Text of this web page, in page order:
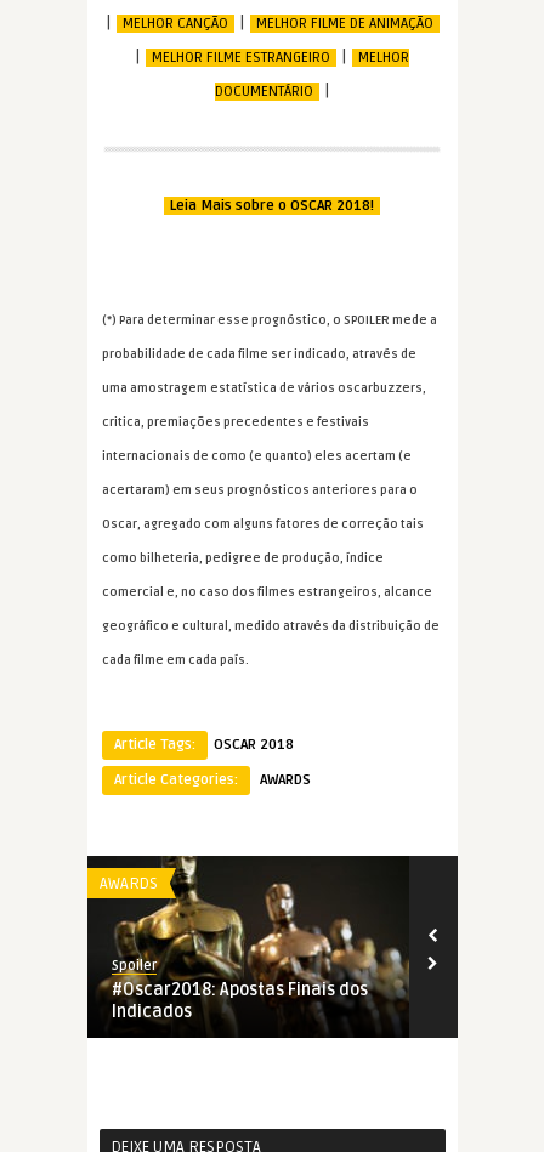
|
MELHOR CANÇÃO | MELHOR FILME DE ANIMAÇÃO
| MELHOR FILME ESTRANGEIRO |
MELHOR
DOCUMENTÁRIO |
Leia Mais sobre o OSCAR 2018!
(*) Para determinar esse prognóstico, o SPOILER mede a
probabilidade de cada filme ser indicado, através de
uma amostragem estatística de vários oscarbuzzers,
critica, premiações precedentes e festivais
internacionais de como (e quanto) eles acertam (e
acertaram) em seus prognósticos anteriores para o
Oscar, agregado com alguns fatores de correção tais
como bilheteria, pedigree de produção, índice
comercial e, no caso dos filmes estrangeiros, alcance
geográfico e cultural, medido através da distribuição de
cada filme em cada país.
Article Tags:
OSCAR 2018
Article Categories:
AWARDS
AWARDS
Spoiler
#Oscar2018: Apostas Finais dos
Indicados
DEIXE UMA RESPOSTA